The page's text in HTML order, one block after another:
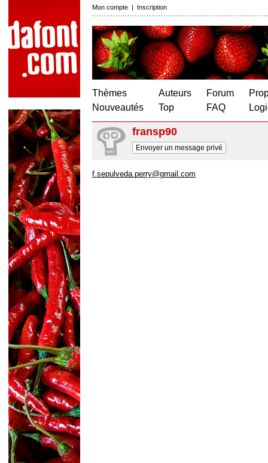
Mon compte | Inscription
Thèmes
Nouveautés
Auteurs
Top
Forum
FAQ
fransp90
Envoyer un message privé
f.sepulveda.perry@gmail.com